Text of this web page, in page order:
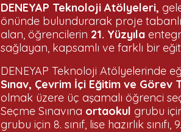
DENEYAP Teknoloji Atölyeleri,
önünde bulundurarak proje
alan, öğrencilerin 21. Yüzyıla
sağlayan, kapsamlı ve farklı bir
DENEYAP Teknoloji Atölyelerinde
Sınav, Çevrim İçi Eğitim ve Görev
olmak üzere üç aşamalı öğrenci
Seçme Sınavına ortaokul grubu
grubu için 8. sınıf, lise hazırlık